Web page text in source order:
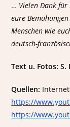
… Vielen Dank für
eure
Menschen wie
deutsch-
Text u. Fotos: S.
Quellen:
https://
https://